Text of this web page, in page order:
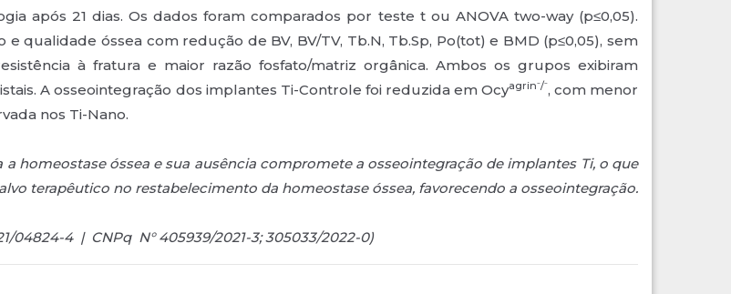
após 21 dias. Os dados foram comparados por teste t ou ANOVA two-way (p≤0,05).
qualidade óssea com redução de BV, BV/TV, Tb.N, Tb.Sp, Po(tot) e BMD (p≤0,05), sem
à fratura e maior razão fosfato/matriz orgânica. Ambos os grupos exibiram
A osseointegração dos implantes Ti-Controle foi reduzida em Ocyagrin⁻/⁻, com menor
nos Ti-Nano.
homeostase óssea e sua ausência compromete a osseointegração de implantes Ti, o que
terapêutico no restabelecimento da homeostase óssea, favorecendo a osseointegração.
04824-4 | CNPq N° 405939/2021-3; 305033/2022-0)